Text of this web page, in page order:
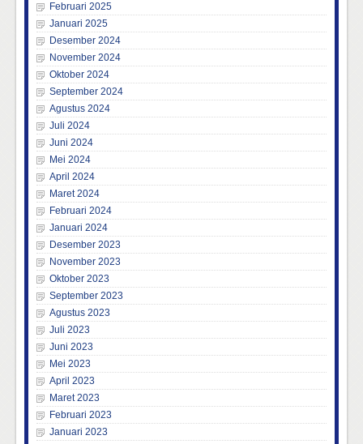
Februari 2025
Januari 2025
Desember 2024
November 2024
Oktober 2024
September 2024
Agustus 2024
Juli 2024
Juni 2024
Mei 2024
April 2024
Maret 2024
Februari 2024
Januari 2024
Desember 2023
November 2023
Oktober 2023
September 2023
Agustus 2023
Juli 2023
Juni 2023
Mei 2023
April 2023
Maret 2023
Februari 2023
Januari 2023